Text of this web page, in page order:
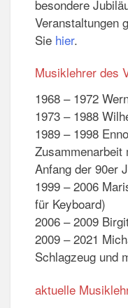
besondere
Veranstaltungen
Sie hier.
Musiklehrer des
1968 – 1972
1973 – 1988
1989 – 1998
Anfang der 90er
1999 – 2006
für Keyboard)
2006 – 2009
2009 – 2021
Schlagzeug und
aktuelle